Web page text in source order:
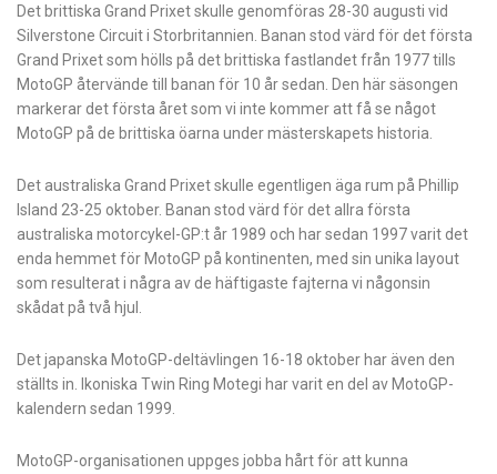
Det brittiska Grand Prixet skulle genomföras 28-30 augusti vid
Silverstone Circuit i Storbritannien. Banan stod värd för det första
Grand Prixet som hölls på det brittiska fastlandet från 1977 tills
MotoGP återvände till banan för 10 år sedan. Den här säsongen
markerar det första året som vi inte kommer att få se något
MotoGP på de brittiska öarna under mästerskapets historia.
Det australiska Grand Prixet skulle egentligen äga rum på Phillip
Island 23-25 ​​oktober. Banan stod värd för det allra första
australiska motorcykel-GP:t år 1989 och har sedan 1997 varit det
enda hemmet för MotoGP på kontinenten, med sin unika layout
som resulterat i några av de häftigaste fajterna vi någonsin
skådat på två hjul.
Det japanska MotoGP-deltävlingen 16-18 oktober har även den
ställts in. Ikoniska Twin Ring Motegi har varit en del av MotoGP-
kalendern sedan 1999.
MotoGP-organisationen uppges jobba hårt för att kunna